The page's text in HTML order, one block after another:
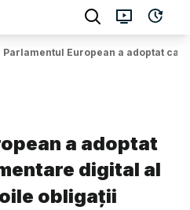
Parlamentul European a adoptat
a adoptat
digital al
obligații